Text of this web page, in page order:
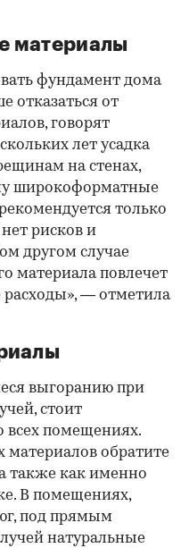
материалы
фундамент дома
отказаться от
говорят
лет усадка
на стенах,
широкоформатные
только
рисков и
другом случае
материала повлечет
расходы», — отметила
выгоранию при
стоит
всех помещениях.
обратите
также как именно
В помещениях,
под прямым
натуральные